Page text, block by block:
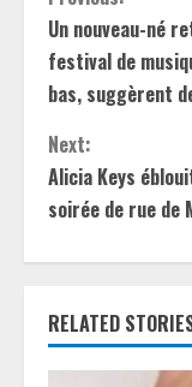
o
n
t
i
n
u
e
Un nouveau-né
festival de
bas, suggèrent
Next:
Alicia Keys
soirée de rue de
RELATED